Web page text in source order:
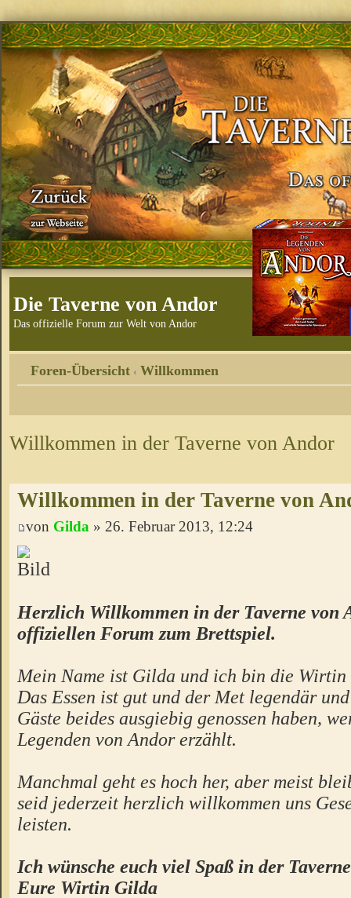
Die Taverne von Andor
Das offizielle Forum zur Welt von Andor
Foren-Übersicht ‹ Willkommen
Willkommen in der Taverne von Andor
Willkommen in der Taverne von
von Gilda » 26. Februar 2013, 12:24
Herzlich Willkommen in der Taverne von
offiziellen Forum zum Brettspiel.
Mein Name ist Gilda und ich bin die Wirtin
Das Essen ist gut und der Met legendär
Gäste beides ausgiebig genossen haben,
Legenden von Andor erzählt.
Manchmal geht es hoch her, aber meist
seid jederzeit herzlich willkommen uns
leisten.
Ich wünsche euch viel Spaß in der
Eure Wirtin Gilda